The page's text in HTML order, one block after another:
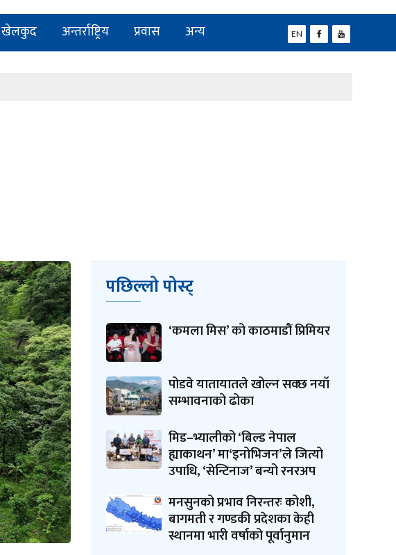
खेलकुद अन्तर्राष्ट्रिय प्रवास अन्य EN
पछिल्लो पोस्ट्
‘कमला मिस’ को काठमाडौं प्रिमियर
पोडवे यातायातले खोल्न सक्छ नयाँ
सम्भावनाको ढोका
मिड–भ्यालीको ‘बिल्ड नेपाल
ह्याकाथन’ मा‘इनोभिजन’ले जित्यो
उपाधि, ‘सेन्टिनाज’ बन्यो रनरअप
मनसुनको प्रभाव निरन्तरः कोशी,
बागमती र गण्डकी प्रदेशका केही
स्थानमा भारी वर्षाको पूर्वानुमान